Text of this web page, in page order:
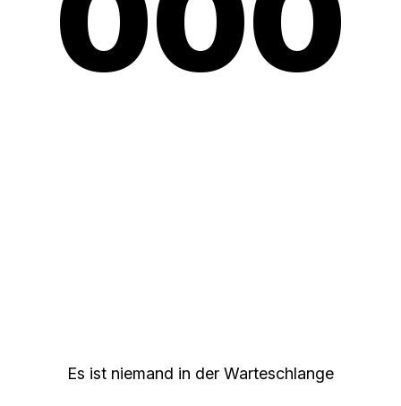
Es ist niemand in der Warteschlange